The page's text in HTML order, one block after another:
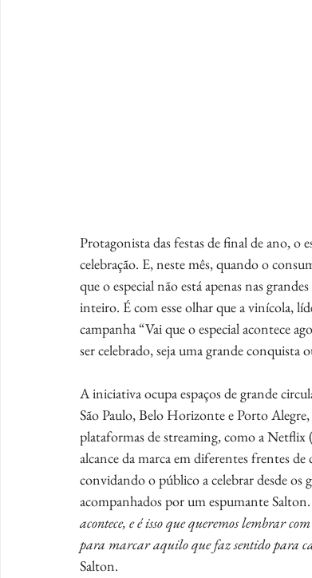
Protagonista das festas de final de ano,
celebração. E, neste mês, quando o
que o especial não está apenas nas
inteiro. É com esse olhar que a vinícola,
campanha “Vai que o especial acontece
ser celebrado, seja uma grande
A iniciativa ocupa espaços de grande
São Paulo, Belo Horizonte e Porto
plataformas de streaming, como a Netflix
alcance da marca em diferentes frentes
convidando o público a celebrar desde os
acompanhados por um espumante
acontece, e é isso que queremos lembrar
para marcar aquilo que faz sentido para
Salton.